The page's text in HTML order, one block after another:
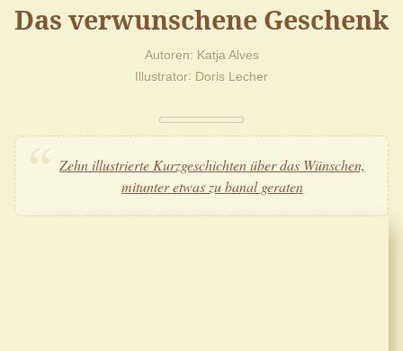
Das verwunschene Geschenk
Autoren Katja Alves
Illustrator Doris Lecher
Zehn illustrierte Kurzgeschichten über das Wünschen,
mitunter etwas zu banal geraten